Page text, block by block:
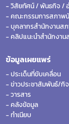
- วิสัยทัศน์ / พันธกิจ /
- คณะกรรมการสภาพ
- บุคลากรสำนักงานส
- คลิปแนะนำสำนักงา
ข้อมูลเผยแพร่
- ประเด็นที่ขับเคลื่อน
- ข่าวประชาสัมพันธ์/กิ
- วารสาร
- คลังข้อมูล
- ทำเนียบ